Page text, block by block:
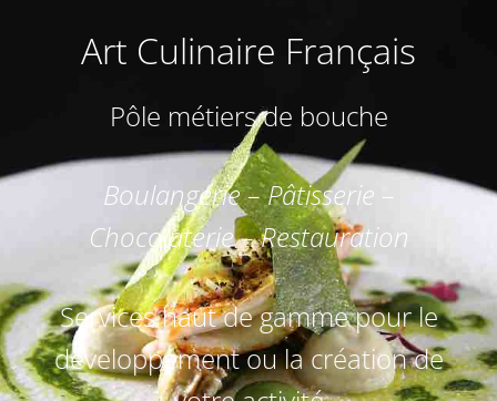
Art Culinaire Français
Pôle métiers de bouche
Boulangerie – Pâtisserie –
Chocolaterie – Restauration
Services haut de gamme pour le
développement ou la création de